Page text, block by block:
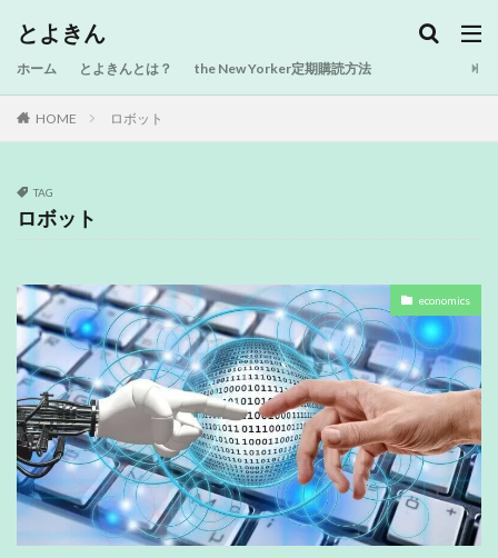
とよきん
ホーム とよきんとは？ the New Yorker定期購読方法
HOME ロボット
TAG
ロボット
economics